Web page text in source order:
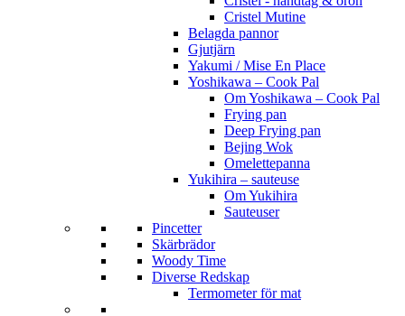
Cristel Mutine
Belagda pannor
Gjutjärn
Yakumi / Mise En Place
Yoshikawa – Cook Pal
Om Yoshikawa – Cook Pal
Frying pan
Deep Frying pan
Bejing Wok
Omelettepanna
Yukihira – sauteuse
Om Yukihira
Sauteuser
Pincetter
Skärbrädor
Woody Time
Diverse Redskap
Termometer för mat